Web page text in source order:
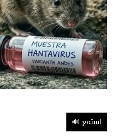
🔊 إستمع